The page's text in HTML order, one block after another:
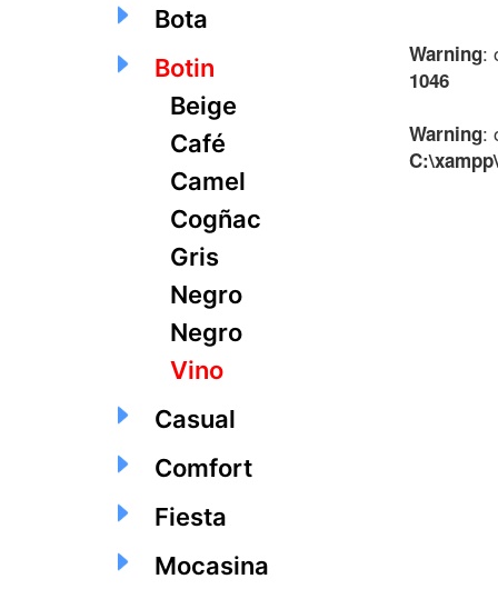
Bota
Botin
Beige
Café
Camel
Cogñac
Gris
Negro
Negro
Vino
Casual
Comfort
Fiesta
Mocasina
Warning:
1046
Warning: